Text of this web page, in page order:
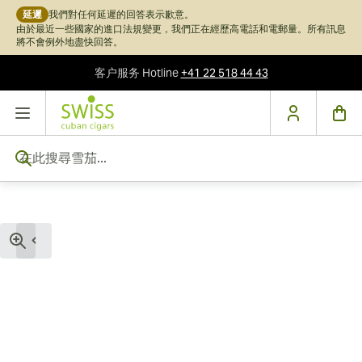
延遲 我們對任何延遲的回答表示歉意。
由於最近一些國家的進口法規變更，我們正在經歷高電話和電郵量。所有訊息
將不會例外地盡快回答。
客户服务 Hotline+41 22 518 44 43